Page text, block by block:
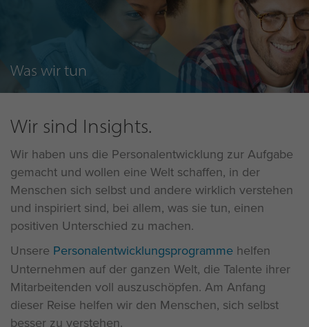
Was wir tun
Wir sind Insights.
Wir haben uns die Personalentwicklung zur Aufgabe
gemacht und wollen eine Welt schaffen, in der
Menschen sich selbst und andere wirklich verstehen
und inspiriert sind, bei allem, was sie tun, einen
positiven Unterschied zu machen.
Unsere Personalentwicklungsprogramme helfen
Unternehmen auf der ganzen Welt, die Talente ihrer
Mitarbeitenden voll auszuschöpfen. Am Anfang
dieser Reise helfen wir den Menschen, sich selbst
besser zu verstehen.